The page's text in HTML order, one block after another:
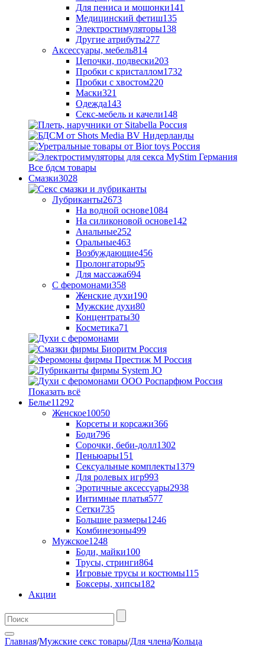
Для пениса и мошонки141
Медицинский фетиш135
Электростимуляторы138
Другие атрибуты277
Аксессуары, мебель814
Цепочки, подвески203
Пробки с кристаллом1732
Пробки с хвостом220
Маски321
Одежда143
Секс-мебель и качели148
Все бдсм товары
Смазки3028
Лубриканты2673
На водной основе1084
На силиконовой основе142
Анальные252
Оральные463
Возбуждающие456
Пролонгаторы95
Для массажа694
С феромонами358
Женские духи190
Мужские духи80
Концентраты30
Косметика71
Показать всё
Белье11292
Женское10050
Корсеты и корсажи366
Боди796
Сорочки, беби-долл1302
Пеньюары151
Сексуальные комплекты1379
Для ролевых игр993
Эротичные аксессуары2938
Интимные платья577
Сетки735
Большие размеры1246
Комбинезоны499
Мужское1248
Боди, майки100
Трусы, стринги864
Игровые трусы и костюмы115
Боксеры, хипсы182
Акции
Главная/Мужские секс товары/Для члена/Кольца